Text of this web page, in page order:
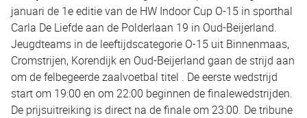
januari de 1eeditie van de HW Indoor Cup O-15 in sporthal
Carla De Liefde aan de Polderlaan 19 in Oud-Beijerland.
Jeugdteams in de leeftijdscategorie O-15 uit Binnenmaas,
Cromstrijen, Korendijk en Oud-Beijerland gaan de strijd aan
om de felbegeerde zaalvoetbal titel . De eerste wedstrijd
start om 19:00 en om 22:00 beginnen de finalewedstrijden.
De prijsuitreiking is direct na de finale om 23:00. De tribune